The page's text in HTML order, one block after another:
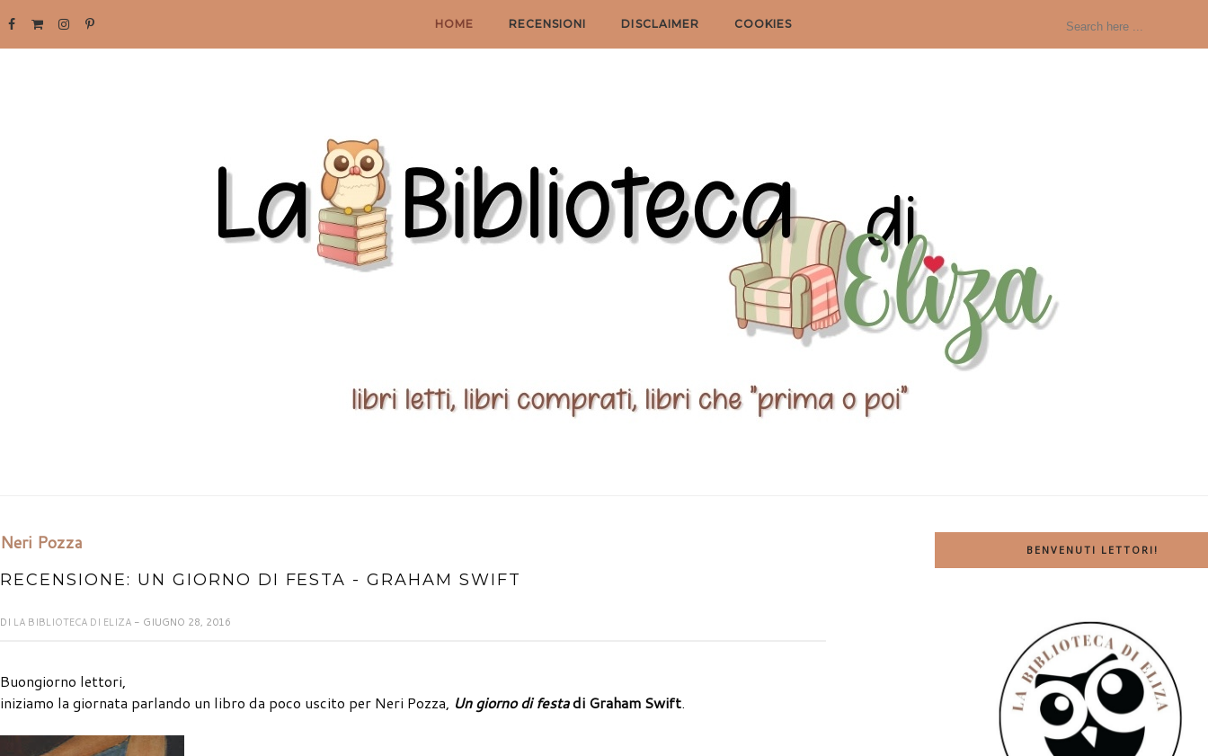
HOME RECENSIONI DISCLAIMER COOKIES
Neri Pozza
RECENSIONE: UN GIORNO DI FESTA - GRAHAM SWIFT
DI LA BIBLIOTECA DI ELIZA - GIUGNO 28, 2016
Buongiorno lettori,
iniziamo la giornata parlando un libro da poco uscito per Neri Pozza, Un giorno di festadi Graham Swift.
BENVENUTI LETTORI!